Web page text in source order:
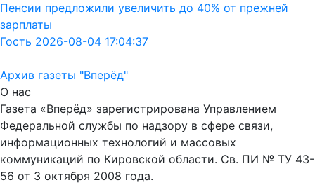
Пенсии предложили увеличить до 40% от прежней
зарплаты
Гость 2026-08-04 17:04:37
Архив газеты "Вперёд"
О нас
Газета «Вперёд» зарегистрирована Управлением
Федеральной службы по надзору в сфере связи,
информационных технологий и массовых
коммуникаций по Кировской области. Св. ПИ № ТУ 43-
56 от 3 октября 2008 года.